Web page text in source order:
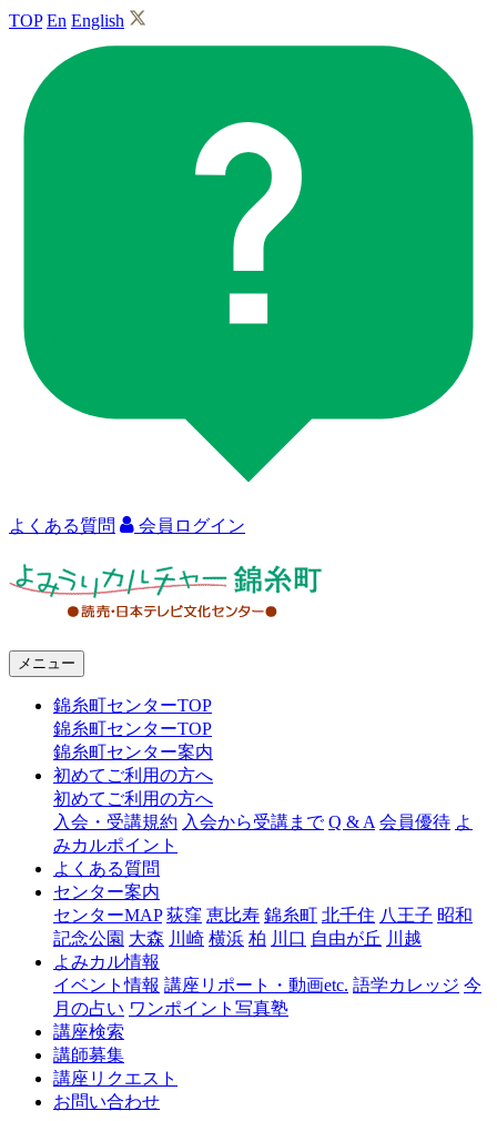
TOP En English
よくある質問 会員ログイン
ャ
糸
メニュー
錦糸町センターTOP
錦糸町センターTOP
錦糸町センター案内
初めてご利用の方へ
初めてご利用の方へ
入会・受講規約 入会から受講まで Q & A 会員優待 よ
みカルポイント
よくある質問
センター案内
センターMAP 荻窪 恵比寿 錦糸町 北千住 八王子 昭和
記念公園 大森 川崎 横浜 柏 川口 自由が丘 川越
よみカル情報
イベント情報 講座リポート・動画etc. 語学カレッジ 今
月の占い ワンポイント写真塾
講座検索
講師募集
講座リクエスト
お問い合わせ